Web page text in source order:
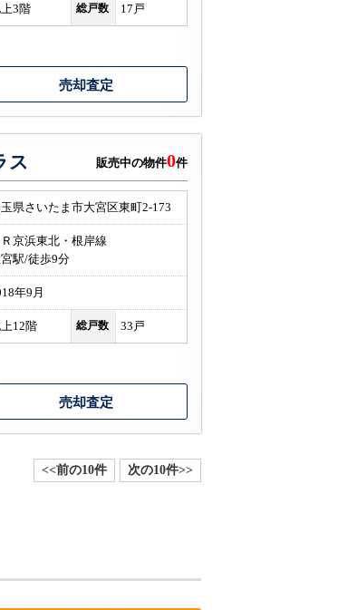
3階 総戸数 17戸
売却査定
ス 販売中の物件0件
県さいたま市大宮区東町2-173
Ｒ京浜東北・根岸線
駅/徒歩9分
年9月
12階 総戸数 33戸
売却査定
<<前の10件 次の10件>>